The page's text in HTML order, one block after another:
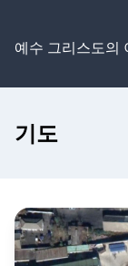
예수 그리스도의
기도